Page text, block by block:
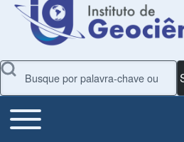
Search
Main Menu
Toggle main menu